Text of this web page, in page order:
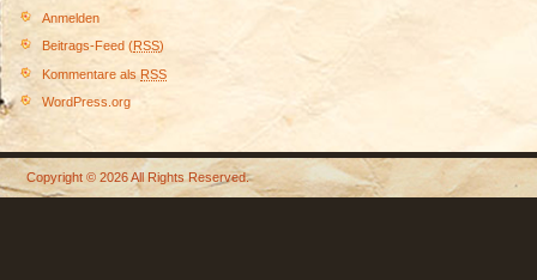
Anmelden
Beitrags-Feed (RSS)
Kommentare als RSS
WordPress.org
Copyright © 2026 All Rights Reserved.